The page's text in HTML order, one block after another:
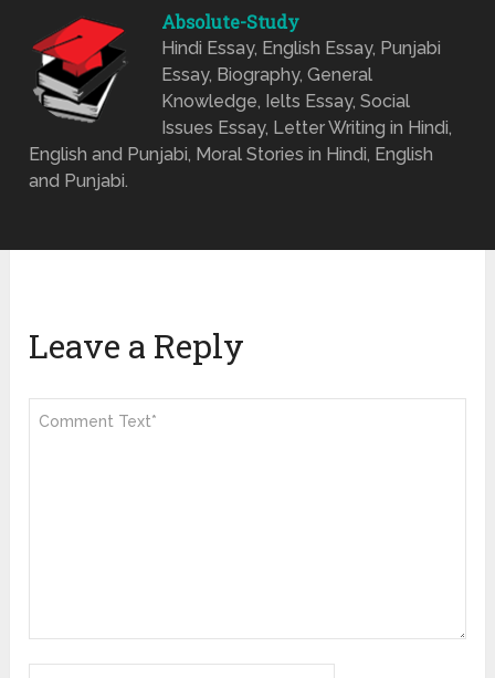
Absolute-Study
Hindi Essay, English Essay, Punjabi
Essay, Biography, General
Knowledge, Ielts Essay, Social
Issues Essay, Letter Writing in Hindi,
English and Punjabi, Moral Stories in Hindi, English
and Punjabi.
Leave a Reply